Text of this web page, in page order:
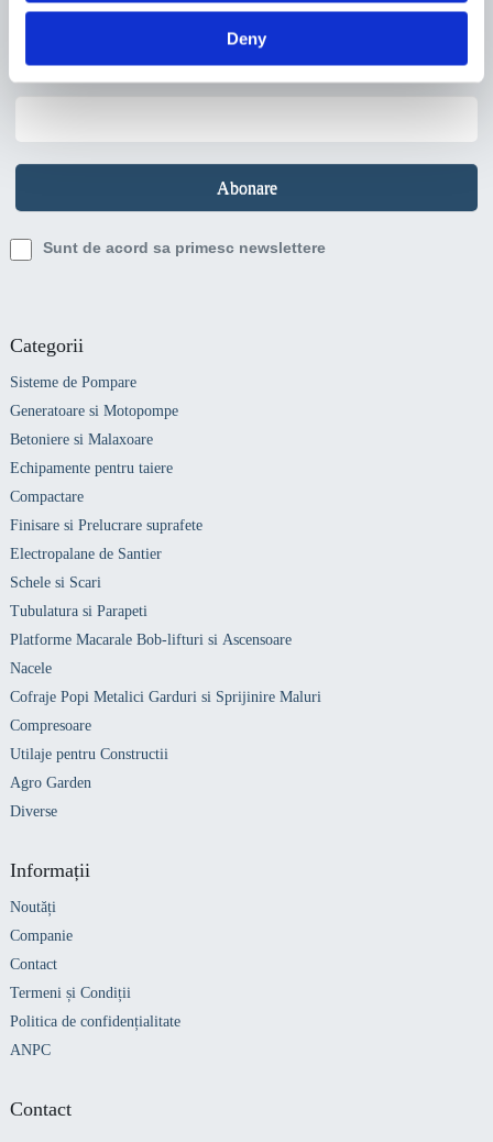
Deny
Newsletter
Sunt de acord sa primesc newslettere
Categorii
Sisteme de Pompare
Generatoare si Motopompe
Betoniere si Malaxoare
Echipamente pentru taiere
Compactare
Finisare si Prelucrare suprafete
Electropalane de Santier
Schele si Scari
Tubulatura si Parapeti
Platforme Macarale Bob-lifturi si Ascensoare
Nacele
Cofraje Popi Metalici Garduri si Sprijinire Maluri
Compresoare
Utilaje pentru Constructii
Agro Garden
Diverse
Informații
Noutăți
Companie
Contact
Termeni și Condiții
Politica de confidențialitate
ANPC
Contact